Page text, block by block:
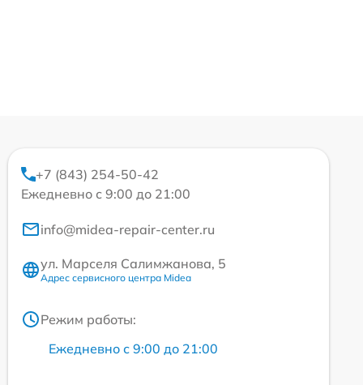
+7 (843) 254-50-42
Ежедневно с 9:00 до 21:00
info@midea-repair-center.ru
ул. Марселя Салимжанова, 5
Адрес сервисного центра Midea
Режим работы:
Ежедневно с 9:00 до 21:00